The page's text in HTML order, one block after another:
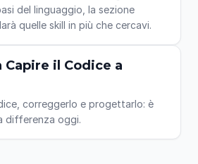
del linguaggio, la sezione
quelle skill in più che cercavi.
Capire il Codice a
correggerlo e progettarlo: è
differenza oggi.